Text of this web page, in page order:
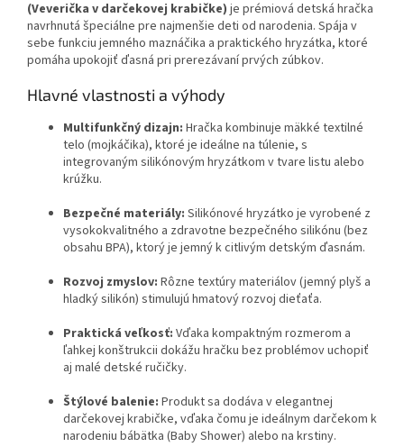
(Veverička v darčekovej krabičke) je prémiová detská hračka
navrhnutá špeciálne pre najmenšie deti od narodenia. Spája v
sebe funkciu jemného maznáčika a praktického hryzátka, ktoré
pomáha upokojiť ďasná pri prerezávaní prvých zúbkov.
Hlavné vlastnosti a výhody
Multifunkčný dizajn: Hračka kombinuje mäkké textilné
telo (mojkáčika), ktoré je ideálne na túlenie, s
integrovaným silikónovým hryzátkom v tvare listu alebo
krúžku.
Bezpečné materiály: Silikónové hryzátko je vyrobené z
vysokokvalitného a zdravotne bezpečného silikónu (bez
obsahu BPA), ktorý je jemný k citlivým detským ďasnám.
Rozvoj zmyslov: Rôzne textúry materiálov (jemný plyš a
hladký silikón) stimulujú hmatový rozvoj dieťaťa.
Praktická veľkosť: Vďaka kompaktným rozmerom a
ľahkej konštrukcii dokážu hračku bez problémov uchopiť
aj malé detské ručičky.
Štýlové balenie: Produkt sa dodáva v elegantnej
darčekovej krabičke, vďaka čomu je ideálnym darčekom k
narodeniu bábätka (Baby Shower) alebo na krstiny.